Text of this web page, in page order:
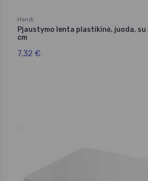
Hendi
Pjaustymo lenta plastikinė, juoda,
cm
7,32 €